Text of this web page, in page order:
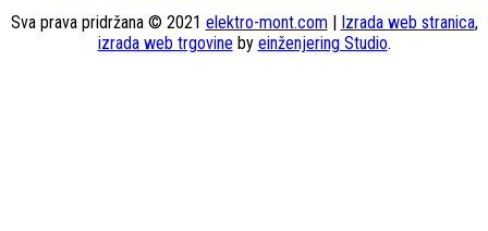
Sva prava pridržana © 2021 elektro-mont.com| Izrada web stranica,
izrada web trgovine by einženjering Studio.